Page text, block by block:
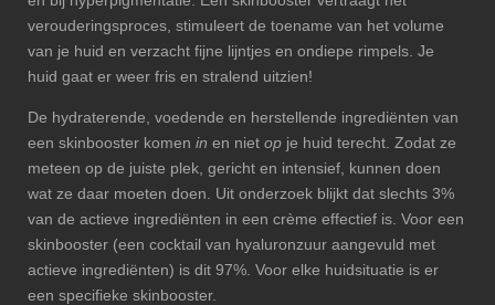
verouderingsproces, stimuleert de toename van het volume
van je huid en verzacht fijne lijntjes en ondiepe rimpels. Je
huid gaat er weer fris en stralend uitzien!
De hydraterende, voedende en herstellende ingrediënten van
een skinbooster komen in en niet op je huid terecht. Zodat ze
meteen op de juiste plek, gericht en intensief, kunnen doen
wat ze daar moeten doen. Uit onderzoek blijkt dat slechts 3%
van de actieve ingrediënten in een crème effectief is. Voor een
skinbooster (een cocktail van hyaluronzuur aangevuld met
actieve ingrediënten) is dit 97%. Voor elke huidsituatie is er
een specifieke skinbooster.